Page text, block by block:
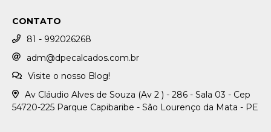
CONTATO
81 - 992026268
adm@dpecalcados.com.br
Visite o nosso Blog!
Av Cláudio Alves de Souza (Av 2 ) - 286 - Sala 03 - Cep
54720-225 Parque Capibaribe - São Lourenço da Mata - PE